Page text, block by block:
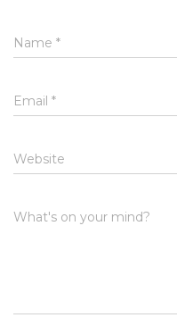
Name *
Email *
Website
What's on your mind?